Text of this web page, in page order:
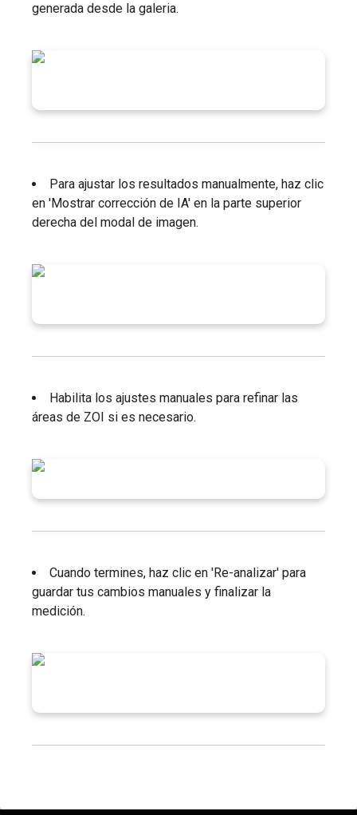
generada desde la galeria.
Para ajustar los resultados manualmente, haz clic
en 'Mostrar corrección de IA' en la parte superior
derecha del modal de imagen.
Habilita los ajustes manuales para refinar las
áreas de ZOI si es necesario.
Cuando termines, haz clic en 'Re-analizar' para
guardar tus cambios manuales y finalizar la
medición.